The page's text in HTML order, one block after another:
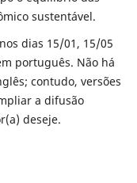
sustentável.
dias 15/01, 15/05
português. Não há
contudo, versões
a difusão
deseje.